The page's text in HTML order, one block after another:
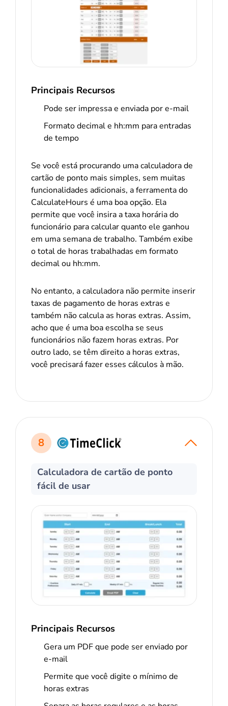
Principais Recursos
Pode ser impressa e enviada por e-mail
Formato decimal e hh:mm para entradas
de tempo
Se você está procurando uma calculadora de
cartão de ponto mais simples, sem muitas
funcionalidades adicionais, a ferramenta do
CalculateHours é uma boa opção. Ela
permite que você insira a taxa horária do
funcionário para calcular quanto ele ganhou
em uma semana de trabalho. Também exibe
o total de horas trabalhadas em formato
decimal ou hh:mm.
No entanto, a calculadora não permite inserir
taxas de pagamento de horas extras e
também não calcula as horas extras. Assim,
acho que é uma boa escolha se seus
funcionários não fazem horas extras. Por
outro lado, se têm direito a horas extras,
você precisará fazer esses cálculos à mão.
8
Calculadora de cartão de ponto
fácil de usar
Principais Recursos
Gera um PDF que pode ser enviado por
e-mail
Permite que você digite o mínimo de
horas extras